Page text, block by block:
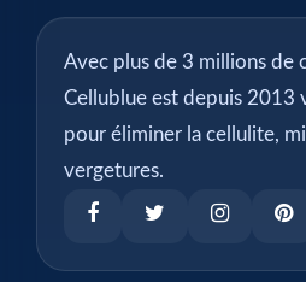
Avec plus de 3 millions de
Cellublue est depuis 2013
pour éliminer la cellulite,
vergetures.